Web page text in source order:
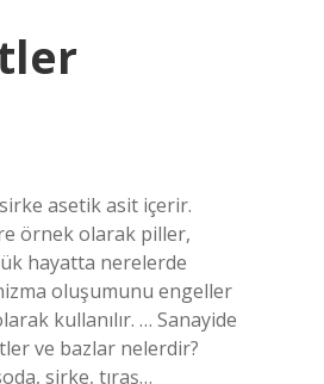
asetik asit içerir.
örnek olarak piller,
hayatta nerelerde
oluşumunu engeller
kullanılır. … Sanayide
ve bazlar nelerdir?
sirke, tıraş…